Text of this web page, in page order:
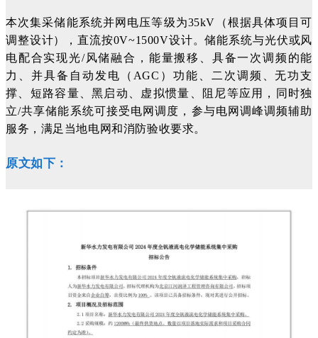
本次集采储能系统并网电压等级为35kV（根据具体项目可
调整设计），直流按0V~1500V设计。储能系统与光伏或风
电配合实现光/风储融合，能量搬移、具备一次调频的能
力、并具备自动发电（AGC）功能、二次调频、无功支
撑、短路容量、黑启动、虚拟惯量、阻尼等应用，同时独
立/共享储能系统可接受电网调度，参与电网调峰调频辅助
服务，满足当地电网和消防验收要求。
原文如下：